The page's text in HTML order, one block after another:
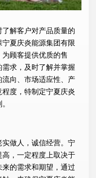
解客户对产品质量的
夏庆炎能源集团有限
顾客提供优质的售
求，及时了解并掌握
向、市场适应性、产
度，特制定宁夏庆炎
做人，诚信经营。宁
，一定程度上取决于
的需求和期望，通过